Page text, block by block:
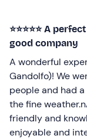
⭐⭐⭐⭐⭐ A
good company
A wonderful
Gandolfo)! We
people and had
the fine
friendly and
enjoyable and